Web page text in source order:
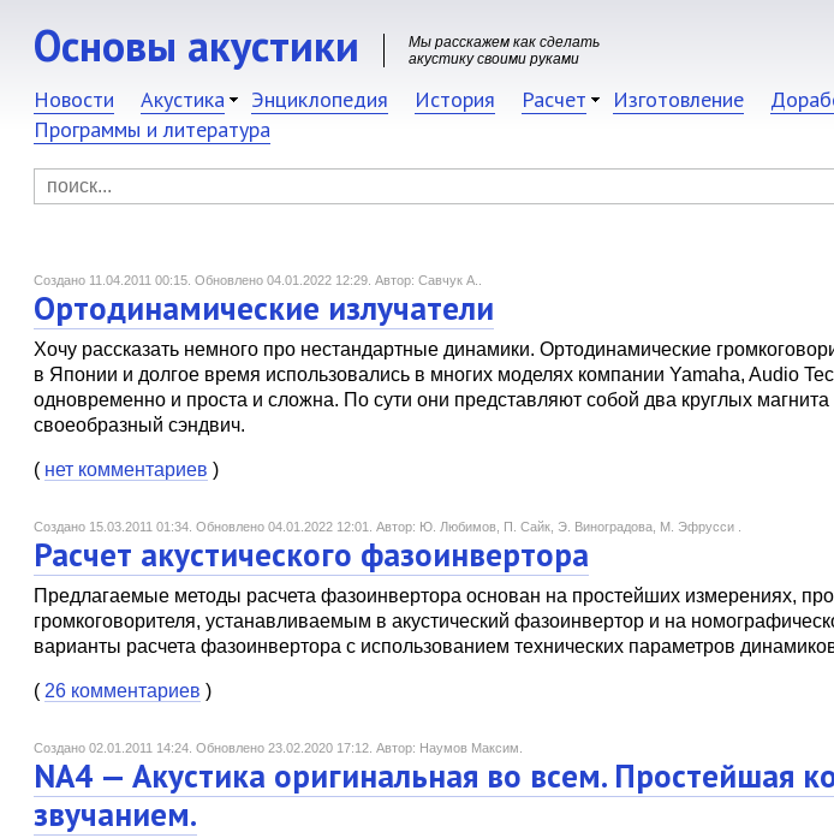
Основы акустики
Мы расскажем как сделать
акустику своими руками
Новости Акустика Энциклопедия История Расчет Изготовление
Программы и литература
Создано 11.04.2011 00:15. Обновлено 04.01.2022 12:29. Автор: Савчук А..
Ортодинамические излучатели
Хочу рассказать немного про нестандартные динамики. Ортодинамические
в Японии и долгое время использовались в многих моделях компании Yamaha, Audio
одновременно и проста и сложна. По сути они представляют собой два круглых
своеобразный сэндвич.
( нет комментариев )
Создано 15.03.2011 01:34. Обновлено 04.01.2022 12:01. Автор: Ю. Любимов, П. Сайк, Э. Виноградова, М. Эфрусси .
Расчет акустического фазоинвертора
Предлагаемые методы расчета фазоинвертора основан на простейших измерениях,
громкоговорителя, устанавливаемым в акустический фазоинвертор и на
варианты расчета фазоинвертора с использованием технических параметров
( 26 комментариев )
Создано 02.01.2011 14:24. Обновлено 23.02.2020 17:12. Автор: Наумов Максим.
NA4 — Акустика оригинальная во всем. Простейшая
звучанием.